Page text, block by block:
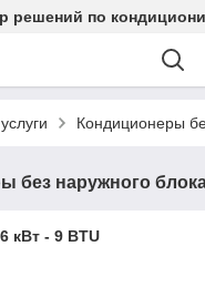
решений по
Кондиционеры
без наружного
кВт - 9 BTU